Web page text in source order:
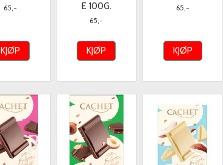
65,-
KJØP
E 100G.
65,-
KJØP
65,-
KJØP